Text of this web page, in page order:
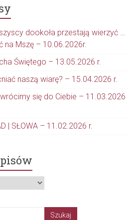
dookoła przestają wierzyć …
na Mszę – 10.06.2026r.
Świętego – 13.05.2026 r.
naszą wiarę? – 15.04.2026 r.
się do Ciebie – 11.03.2026
| SŁOWA – 11.02.2026 r.